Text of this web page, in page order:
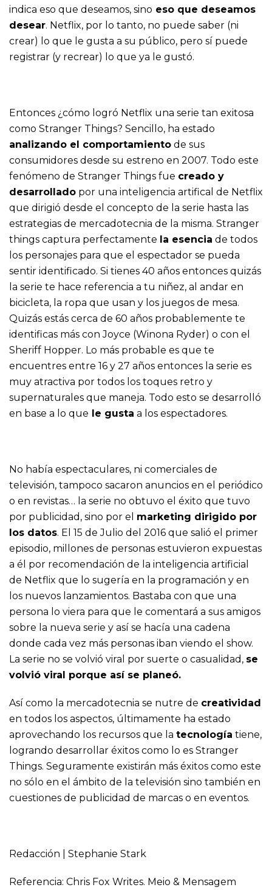
indica eso que deseamos, sino eso que deseamos
desear. Netflix, por lo tanto, no puede saber (ni
crear) lo que le gusta a su público, pero sí puede
registrar (y recrear) lo que ya le gustó.
Entonces ¿cómo logró Netflix una serie tan exitosa
como Stranger Things? Sencillo, ha estado
analizando el comportamiento de sus
consumidores desde su estreno en 2007. Todo este
fenómeno de Stranger Things fue creado y
desarrollado por una inteligencia artifical de Netflix
que dirigió desde el concepto de la serie hasta las
estrategias de mercadotecnia de la misma. Stranger
things captura perfectamente la esencia de todos
los personajes para que el espectador se pueda
sentir identificado. Si tienes 40 años entonces quizás
la serie te hace referencia a tu niñez, al andar en
bicicleta, la ropa que usan y los juegos de mesa.
Quizás estás cerca de 60 años probablemente te
identificas más con Joyce (Winona Ryder) o con el
Sheriff Hopper. Lo más probable es que te
encuentres entre 16 y 27 años entonces la serie es
muy atractiva por todos los toques retro y
supernaturales que maneja. Todo esto se desarrolló
en base a lo que le gusta a los espectadores.
No había espectaculares, ni comerciales de
televisión, tampoco sacaron anuncios en el periódico
o en revistas… la serie no obtuvo el éxito que tuvo
por publicidad, sino por el marketing dirigido por
los datos. El 15 de Julio del 2016 que salió el primer
episodio, millones de personas estuvieron expuestas
a él por recomendación de la inteligencia artificial
de Netflix que lo sugería en la programación y en
los nuevos lanzamientos. Bastaba con que una
persona lo viera para que le comentará a sus amigos
sobre la nueva serie y así se hacía una cadena
donde cada vez más personas iban viendo el show.
La serie no se volvió viral por suerte o casualidad, se
volvió viral porque así se planeó.
Así como la mercadotecnia se nutre de creatividad
en todos los aspectos, últimamente ha estado
aprovechando los recursos que la tecnología tiene,
logrando desarrollar éxitos como lo es Stranger
Things. Seguramente existirán más éxitos como este
no sólo en el ámbito de la televisión sino también en
cuestiones de publicidad de marcas o en eventos.
Redacción | Stephanie Stark
Referencia: Chris Fox Writes. Meio & Mensagem